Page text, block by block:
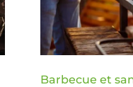
Barbecue et